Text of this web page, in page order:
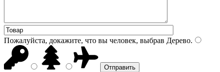
Пожалуйста, докажите, что вы человек, выбрав Дерево.